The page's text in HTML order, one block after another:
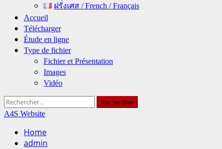
ฝรั่งเศส / French / Français
Accueil
Télécharger
Étude en ligne
Type de fichier
Fichier et Présentation
Images
Vidéo
Rechercher :
A4S Website
Home
admin